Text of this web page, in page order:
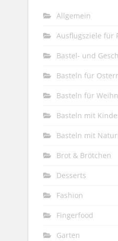
Allgemein
Ausflugsziele für
Bastel- und
Basteln für
Basteln für
Basteln mit
Basteln mit
Brot & Brötchen
Desserts
Fashion
Fingerfood
Garten